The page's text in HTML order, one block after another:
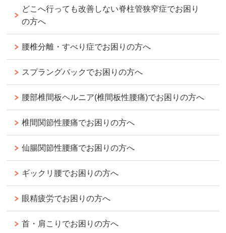
どこへ行っても改善しない脊柱管狭窄症でお困り
の方へ
腰椎分離・すべり症でお困りの方へ
スプラングバックでお困りの方へ
腰部椎間板ヘルニア(椎間板性腰痛)でお困りの方へ
椎間関節性腰痛でお困りの方へ
仙腸関節性腰痛でお困りの方へ
ギックリ腰でお困りの方へ
眼精疲労でお困りの方へ
首・肩こりでお困りの方へ